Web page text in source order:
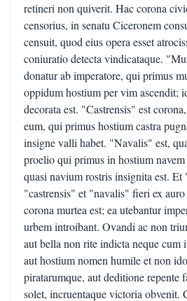
retineri non quiverit. Hac corona
censorius, in senatu Ciceronem
censuit, quod eius opera esset
coniuratio detecta vindicataque.
donatur ab imperatore, qui primus
oppidum hostium per vim ascendit;
decorata est. "Castrensis" est
eum, qui primus hostium castra
insigne valli habet. "Navalis" est,
proelio qui primus in hostium
quasi navium rostris insignita est.
"castrensis" et "navalis" fieri ex
corona murtea est; ea utebantur
urbem introibant. Ovandi ac non
aut bella non rite indicta neque cum
aut hostium nomen humile et non
piratarumque, aut deditione repente
solet, incruentaque victoria obvenit.